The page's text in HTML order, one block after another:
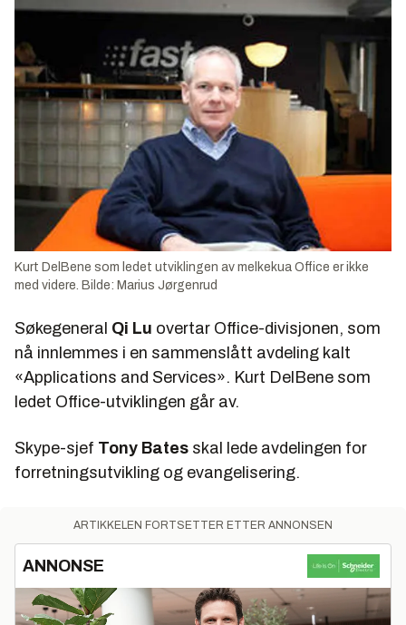
Kurt DelBene som ledet utviklingen av melkekua Office er ikke
med videre. Bilde: Marius Jørgenrud
Søkegeneral Qi Lu overtar Office-divisjonen, som
nå innlemmes i en sammenslått avdeling kalt
«Applications and Services». Kurt DelBene som
ledet Office-utviklingen går av.
Skype-sjef Tony Bates skal lede avdelingen for
forretningsutvikling og evangelisering.
ARTIKKELEN FORTSETTER ETTER ANNONSEN
ANNONSE